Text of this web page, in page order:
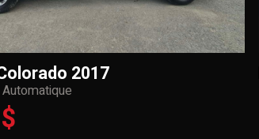
2017
Automatique